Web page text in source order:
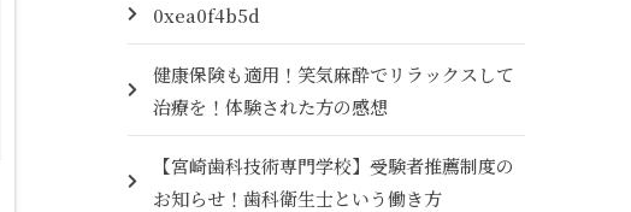
0xea0f4b5d
健康保険も適用！笑気麻酔でリラックスして
治療を！体験された方の感想
【宮崎歯科技術専門学校】受験者推薦制度の
お知らせ！歯科衛生士という働き方